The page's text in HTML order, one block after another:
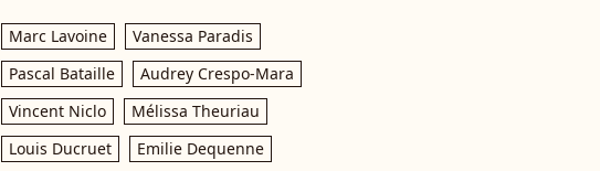
Marc Lavoine
Vanessa Paradis
Pascal Bataille
Audrey Crespo-Mara
Vincent Niclo
Mélissa Theuriau
Louis Ducruet
Emilie Dequenne